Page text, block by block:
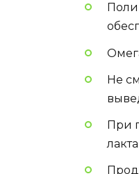
Не
При